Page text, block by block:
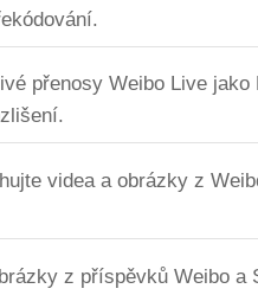
přenosy Weibo Live jako
videa a obrázky z
z příspěvků Weibo a